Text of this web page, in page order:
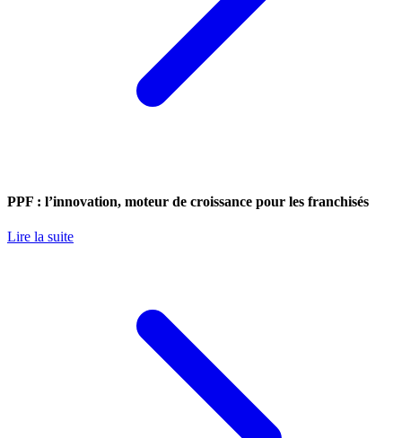
PPF : l’innovation, moteur de croissance pour les franchisés
Lire la suite